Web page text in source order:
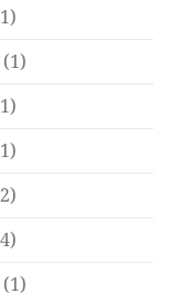
(1)
(1)